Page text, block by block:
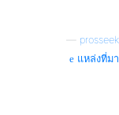
prosseek
แหล่งที่มา